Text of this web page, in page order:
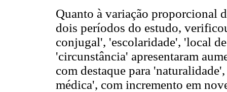
Quanto à variação proporcional
dois períodos do estudo,
conjugal', 'escolaridade', 'local
'circunstância' apresentaram
com destaque para
médica', com incremento em